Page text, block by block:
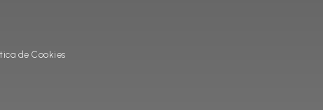
de Cookies